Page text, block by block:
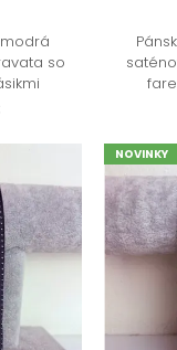
so
NOVINKY